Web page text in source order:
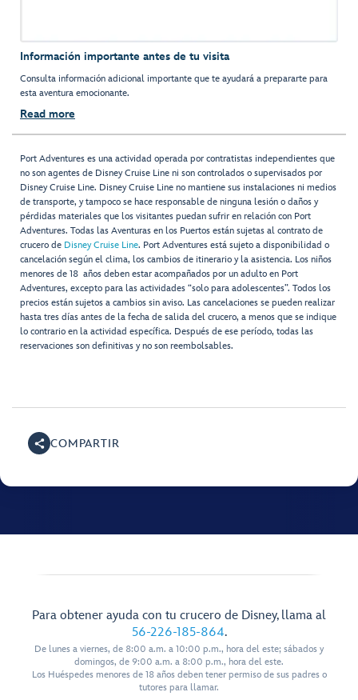
Información importante antes de tu visita
Consulta información adicional importante que te ayudará a prepararte para
esta aventura emocionante.
Read more
Port Adventures es una actividad operada por contratistas independientes que
no son agentes de Disney Cruise Line ni son controlados o supervisados por
Disney Cruise Line. Disney Cruise Line no mantiene sus instalaciones ni medios
de transporte, y tampoco se hace responsable de ninguna lesión o daños y
pérdidas materiales que los visitantes puedan sufrir en relación con Port
Adventures. Todas las Aventuras en los Puertos están sujetas al contrato de
crucero de Disney Cruise Line. Port Adventures está sujeto a disponibilidad o
cancelación según el clima, los cambios de itinerario y la asistencia. Los niños
menores de 18 años deben estar acompañados por un adulto en Port
Adventures, excepto para las actividades “solo para adolescentes”. Todos los
precios están sujetos a cambios sin aviso. Las cancelaciones se pueden realizar
hasta tres días antes de la fecha de salida del crucero, a menos que se indique
lo contrario en la actividad específica. Después de ese período, todas las
reservaciones son definitivas y no son reembolsables.
COMPARTIR
Para obtener ayuda con tu crucero de Disney, llama al
56-226-185-864.
De lunes a viernes, de 8:00 a.m. a 10:00 p.m., hora del este; sábados y
domingos, de 9:00 a.m. a 8:00 p.m., hora del este.
Los Huéspedes menores de 18 años deben tener permiso de sus padres o
tutores para llamar.